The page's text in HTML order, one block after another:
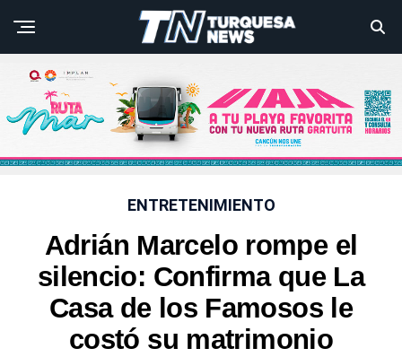
ENTRETENIMIENTO
Adrián Marcelo rompe el
silencio: Confirma que La
Casa de los Famosos le
costó su matrimonio